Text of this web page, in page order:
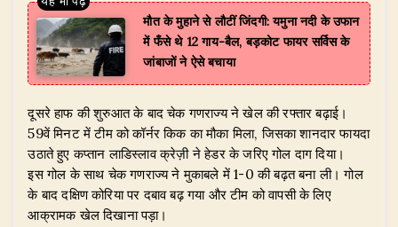
मौत के मुहाने से लौटीं जिंदगी: यमुना नदी के उफान
में फँसे थे 12 गाय-बैल, बड़कोट फायर सर्विस के
जांबाजों ने ऐसे बचाया
दूसरे हाफ की शुरुआत के बाद चेक गणराज्य ने खेल की रफ्तार बढ़ाई।
59वें मिनट में टीम को कॉर्नर किक का मौका मिला, जिसका शानदार फायदा
उठाते हुए कप्तान लाडिस्लाव क्रेज़ी ने हेडर के जरिए गोल दाग दिया।
इस गोल के साथ चेक गणराज्य ने मुकाबले में 1-0 की बढ़त बना ली। गोल
के बाद दक्षिण कोरिया पर दबाव बढ़ गया और टीम को वापसी के लिए
आक्रामक खेल दिखाना पड़ा।